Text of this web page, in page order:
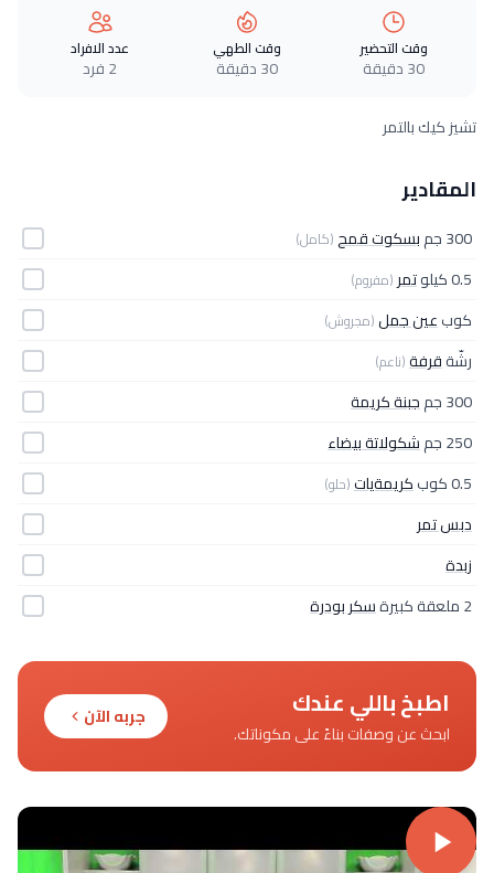
وقت التحضير
30 دقيقة
وقت الطهي
30 دقيقة
عدد الافراد
2 فرد
تشيز كيك بالتمر
المقادير
300 جم بسكوت قمح(كامل)
0.5 كيلو تمر (مفروم)
كوبعين جمل(مجروش)
رشّةقرفة(ناعم)
300 جم
جبنة كريمة
250 جم
شكولاتة بيضاء
0.5 كوب
كريمةيات(حلو)
دبس تمر
زبدة
2 ملعقة كبيرة
سكر بودرة
اطبخ باللي عندك
ابحث عن وصفات بناءً على مكوناتك.
جربه الآن